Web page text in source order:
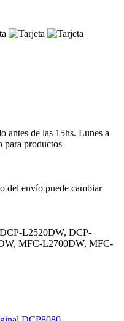
antes de las 15hs. Lunes a
para productos
del envío puede cambiar
L2520DW, DCP-
MFC-L2700DW, MFC-